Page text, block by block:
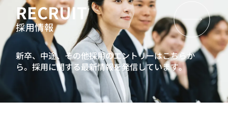
RECRUIT
採用情報
新卒、中途、その他採用のエントリーはこちらか
ら。採用に関する最新情報を発信しています。